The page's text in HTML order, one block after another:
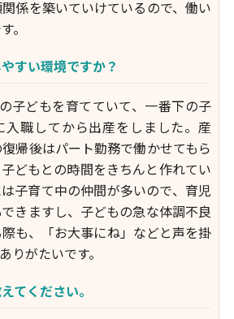
係を築いていけているので、働い
。
すい環境ですか？
子どもを育てていて、一番下の子
入職してから出産をしました。産
帰後はパート勤務で働かせてもら
どもとの時間をきちんと作れてい
子育て中の仲間が多いので、育児
きますし、子どもの急な体調不良
も、「お大事にね」などと声を掛
りがたいです。
てください。